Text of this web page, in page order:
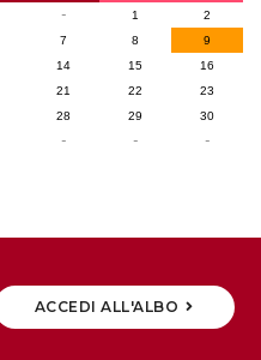
- 1
2
7 8
9
14 15
16
21 22
23
28 29
30
- - -
ACCEDI ALL'ALBO